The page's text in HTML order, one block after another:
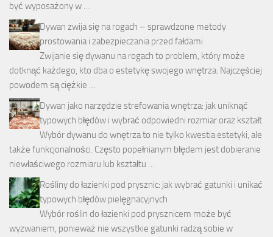
być wyposażony w …
Dywan zwija się na rogach – sprawdzone metody
prostowania i zabezpieczania przed fałdami
Zwijanie się dywanu na rogach to problem, który może
dotknąć każdego, kto dba o estetykę swojego wnętrza. Najczęściej
powodem są ciężkie …
Dywan jako narzędzie strefowania wnętrza: jak uniknąć
typowych błędów i wybrać odpowiedni rozmiar oraz kształt
Wybór dywanu do wnętrza to nie tylko kwestia estetyki, ale
także funkcjonalności. Często popełnianym błędem jest dobieranie
niewłaściwego rozmiaru lub kształtu …
Rośliny do łazienki pod prysznic: jak wybrać gatunki i unikać
typowych błędów pielęgnacyjnych
Wybór roślin do łazienki pod prysznicem może być
wyzwaniem, ponieważ nie wszystkie gatunki radzą sobie w